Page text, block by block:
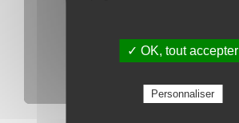
✓ OK, tout accepter
Personnaliser